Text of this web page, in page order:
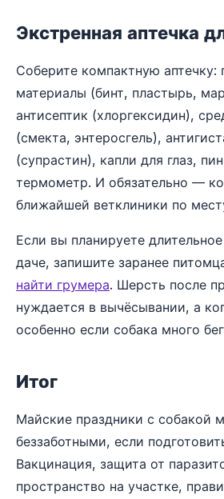
Экстренная аптечка
Соберите компактную аптечку:
материалы (бинт, пластырь,
антисептик (хлоргексидин),
(смекта, энтеросгель),
(супрастин), капли для глаз,
термометр. И обязательно —
ближайшей ветклиники по
Если вы планируете
даче, запишите заранее
найти грумера. Шерсть после
нуждается в вычёсывании, а
особенно если собака много
Итог
Майские праздники с собакой
беззаботными, если
Вакцинация, защита от
пространство на участке,